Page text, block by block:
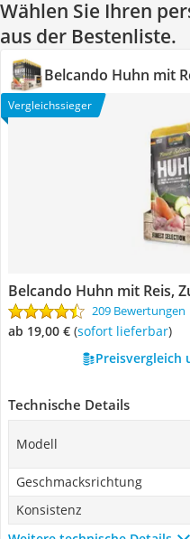
Wählen Sie Ihren
aus der Bestenliste.
Belcando Huhn mit
Vergleichssieger
Belcando Huhn mit Reis,
209 Bewertungen
ab 19,00 € ( Sofort lieferbar)
Preisvergleich
Technische Details
Modell
Geschmacksrichtung
Konsistenz